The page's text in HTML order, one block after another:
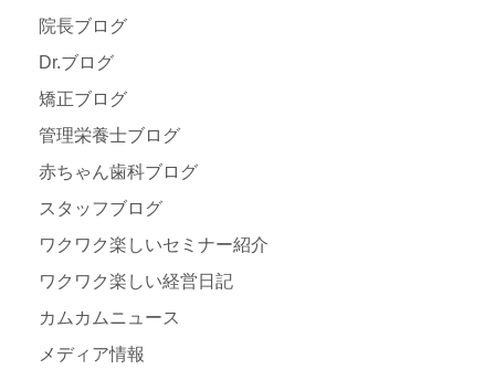
院長ブログ
Dr.ブログ
矯正ブログ
管理栄養士ブログ
赤ちゃん歯科ブログ
スタッフブログ
ワクワク楽しいセミナー紹介
ワクワク楽しい経営日記
カムカムニュース
メディア情報